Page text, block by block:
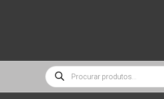
Pesquisar
produtos